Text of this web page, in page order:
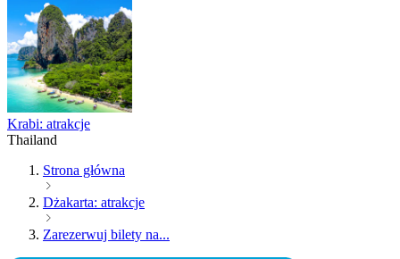
Krabi: atrakcje
Thailand
Strona główna
Dżakarta: atrakcje
Zarezerwuj bilety na...